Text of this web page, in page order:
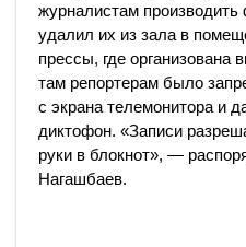
журналистам производить
удалил их из зала в
прессы, где организована
там репортерам было
с экрана телемонитора и
диктофон. «Записи
руки в блокнот», —
Нагашбаев.